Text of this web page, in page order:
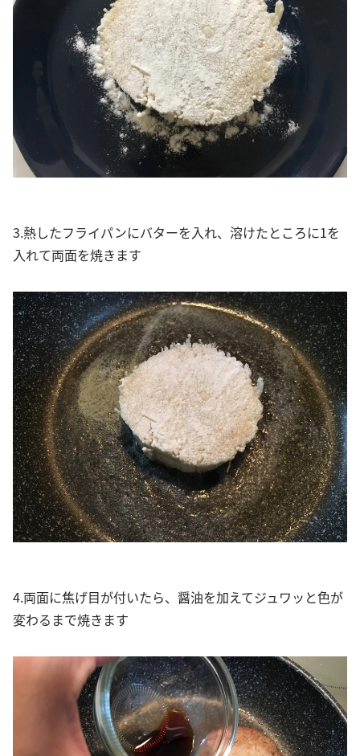
3.熱したフライパンにバターを入れ、溶けたところに1を
入れて両面を焼きます
4.両面に焦げ目が付いたら、醤油を加えてジュワッと色が
変わるまで焼きます